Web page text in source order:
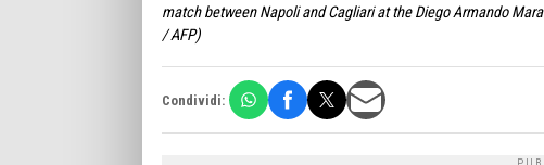
match between Napoli and Cagliari at the Diego Armando
/ AFP)
Condividi: